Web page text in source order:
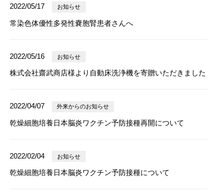
2022/05/17 お知らせ
常染色体優性多発性嚢胞腎患者さんへ
2022/05/16 お知らせ
株式会社齋武商店様より自動床洗浄機を寄贈いただきました
2022/04/07 外来からのお知らせ
乾燥細胞培養日本脳炎ワクチン予防接種再開について
2022/02/04 お知らせ
乾燥細胞培養日本脳炎ワクチン予防接種について